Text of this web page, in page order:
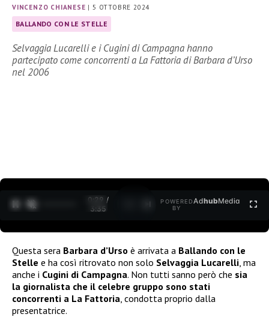
VINCENZO CHIANESE |5 OTTOBRE 2024
BALLANDO CON LE STELLE
Selvaggia Lucarelli e i Cugini di Campagna hanno
partecipato come concorrenti a La Fattoria di Barbara d’Urso
nel 2006
0:30 /
3:35
POWERED
BY
AdhubMedia
Questa sera Barbara d’Urso è arrivata a Ballando con le
Stelle e ha così ritrovato non solo Selvaggia Lucarelli , ma
anche i Cugini di Campagna. Non tutti sanno però che sia
la giornalista che il celebre gruppo sono stati
concorrenti a La Fattoria , condotta proprio dalla
presentatrice.